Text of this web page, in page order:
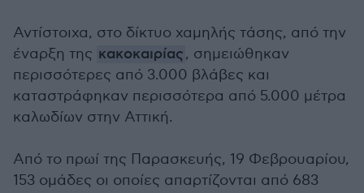
Αντίστοιχα, στο δίκτυο χαμηλής τάσης, από την
έναρξη της κακοκαιρίας, σημειώθηκαν
περισσότερες από 3.000 βλάβες και
καταστράφηκαν περισσότερα από 5.000 μέτρα
καλωδίων στην Αττική.
Από το πρωί της Παρασκευής, 19 Φεβρουαρίου,
153 ομάδες οι οποίες απαρτίζονται από 683